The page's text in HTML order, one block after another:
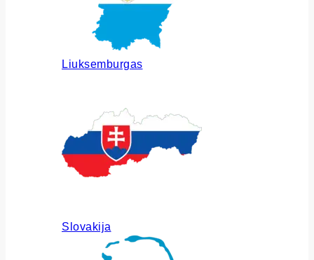
Liuksemburgas
Slovakija